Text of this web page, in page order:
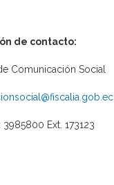
de contacto:
Comunicación Social
3985800 Ext. 173123